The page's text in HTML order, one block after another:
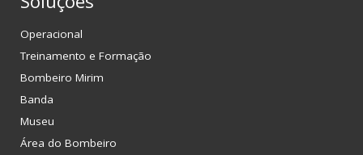
Operacional
Treinamento e Formação
Bombeiro Mirim
Banda
Museu
Área do Bombeiro